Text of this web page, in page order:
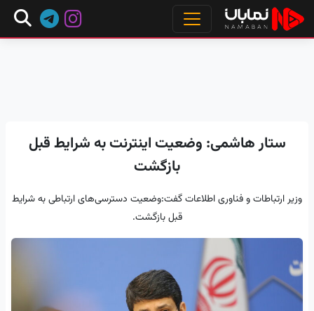
ستار هاشمی: وضعیت اینترنت به شرایط قبل
بازگشت
وزیر ارتباطات و فناوری اطلاعات گفت:وضعیت دسترسی‌های ارتباطی به شرایط
قبل بازگشت.